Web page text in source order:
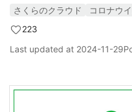
さくらのクラウド コロナウ
223
Last updated at 2024-11-29